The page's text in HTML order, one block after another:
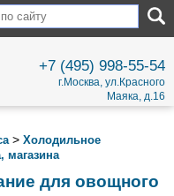
+7 (495) 998-55-54
г.Москва, ул.Красного
Маяка, д.16
> Холодильное
магазина
для овощного